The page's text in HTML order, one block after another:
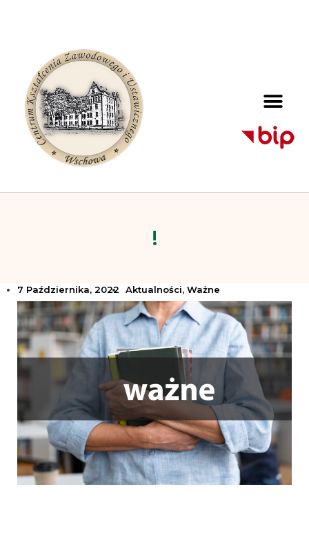
!
7 Października, 2022 Aktualności, Ważne